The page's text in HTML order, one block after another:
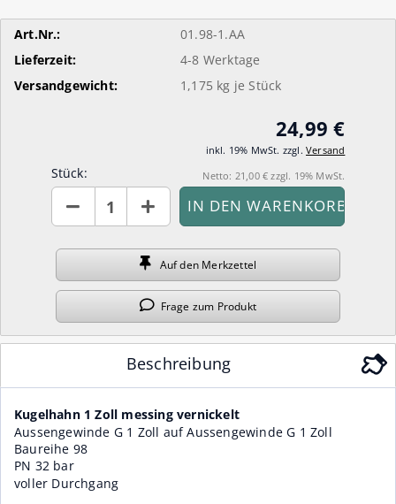
Art.Nr.:
01.98-1.AA
Lieferzeit:
4-8 Werktage
Versandgewicht:
1,175 kg je Stück
24,99 €
inkl. 19% MwSt. zzgl. Versand
Netto: 21,00 € zzgl. 19% MwSt.
Stück:
Stück
Auf den Merkzettel
Frage zum Produkt
Beschreibung
Kugelhahn 1 Zoll messing vernickelt
Aussengewinde G 1 Zoll auf Aussengewinde G 1 Zoll
Baureihe 98
PN 32 bar
voller Durchgang